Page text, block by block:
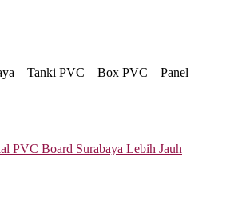
– Tanki PVC – Box PVC – Panel
PVC Board Surabaya Lebih Jauh